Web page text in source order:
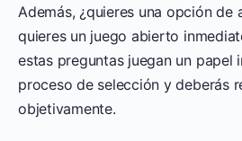
Además, ¿quieres una opción de
quieres un juego abierto
estas preguntas juegan un papel
proceso de selección y deberás
objetivamente.